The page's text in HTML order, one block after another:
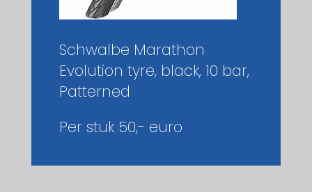
Schwalbe Marathon
Evolution tyre, black, 10 bar,
Patterned
Per stuk 50,- euro